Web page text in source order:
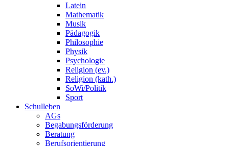
Latein
Mathematik
Musik
Pädagogik
Philosophie
Physik
Psychologie
Religion (ev.)
Religion (kath.)
SoWi/Politik
Sport
Schulleben
AGs
Begabungsförderung
Beratung
Berufsorientierung